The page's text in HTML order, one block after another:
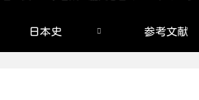
日本史 参考文献